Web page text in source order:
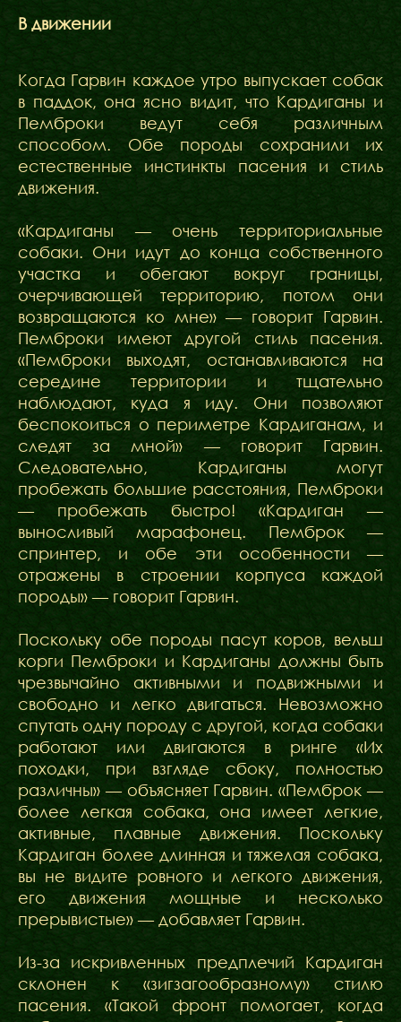
В движении
Когда Гарвин каждое утро выпускает собак
в паддок, она ясно видит, что Кардиганы и
Пемброки ведут себя различным
способом. Обе породы сохранили их
естественные инстинкты пасения и стиль
движения.
«Кардиганы — очень территориальные
собаки. Они идут до конца собственного
участка и обегают вокруг границы,
очерчивающей территорию, потом они
возвращаются ко мне» — говорит Гарвин.
Пемброки имеют другой стиль пасения.
«Пемброки выходят, останавливаются на
середине территории и тщательно
наблюдают, куда я иду. Они позволяют
беспокоиться о периметре Кардиганам, и
следят за мной» — говорит Гарвин.
Следовательно, Кардиганы могут
пробежать большие расстояния, Пемброки
— пробежать быстро! «Кардиган —
выносливый марафонец. Пемброк —
спринтер, и обе эти особенности —
отражены в строении корпуса каждой
породы» — говорит Гарвин.
Поскольку обе породы пасут коров, вельш
корги Пемброки и Кардиганы должны быть
чрезвычайно активными и подвижными и
свободно и легко двигаться. Невозможно
спутать одну породу с другой, когда собаки
работают или двигаются в ринге «Их
походки, при взгляде сбоку, полностью
различны» — объясняет Гарвин. «Пемброк —
более легкая собака, она имеет легкие,
активные, плавные движения. Поскольку
Кардиган более длинная и тяжелая собака,
вы не видите ровного и легкого движения,
его движения мощные и несколько
прерывистые» — добавляет Гарвин.
Из-за искривленных предплечий Кардиган
склонен к «зигзагообразному» стилю
пасения. «Такой фронт помогает, когда